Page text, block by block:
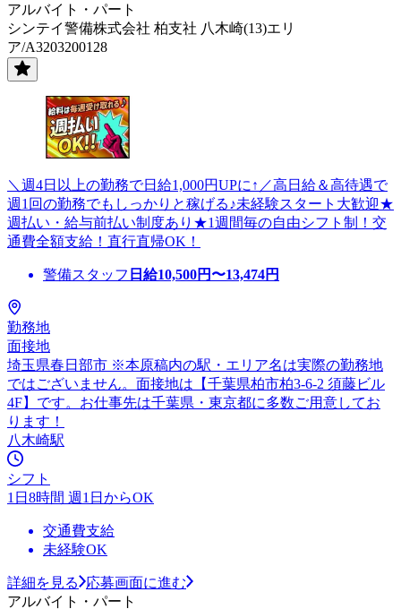
アルバイト・パート
シンテイ警備株式会社 柏支社 八木崎(13)エリ
ア/A3203200128
＼週4日以上の勤務で日給1,000円UPに↑／高日給＆高待遇で
週1回の勤務でもしっかりと稼げる♪未経験スタート大歓迎★
週払い・給与前払い制度あり★1週間毎の自由シフト制！交
通費全額支給！直行直帰OK！
警備スタッフ 日給10,500円〜13,474円
勤務地
面接地
埼玉県春日部市 ※本原稿内の駅・エリア名は実際の勤務地
ではございません。面接地は【千葉県柏市柏3-6-2 須藤ビル
4F】です。お仕事先は千葉県・東京都に多数ご用意してお
ります！
八木崎駅
シフト
1日8時間 週1日からOK
交通費支給
未経験OK
詳細を見る
応募画面に進む
アルバイト・パート